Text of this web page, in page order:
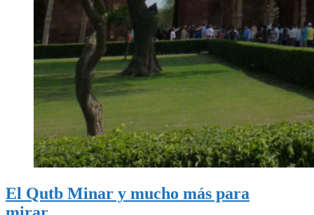
El Qutb Minar y mucho más para